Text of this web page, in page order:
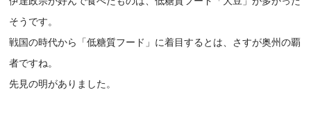
そうです。
戦国の時代から「低糖質フード」に着目するとは、さすが奥州の覇
者ですね。
先見の明がありました。